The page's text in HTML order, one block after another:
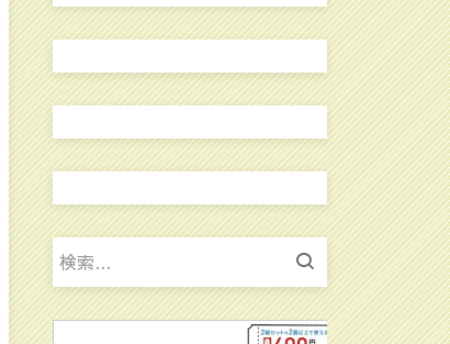
検
索: